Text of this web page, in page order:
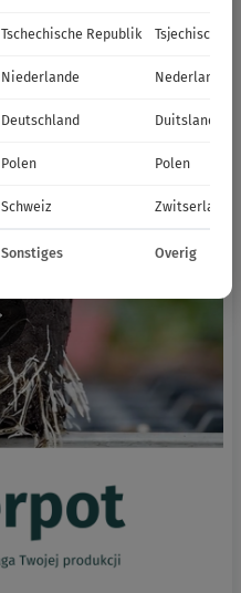
Tschechische Republik Tsjechische
Niederlande Nederland
Deutschland Duitsland
Polen Polen
Schweiz Zwitserland
Sonstiges Overig